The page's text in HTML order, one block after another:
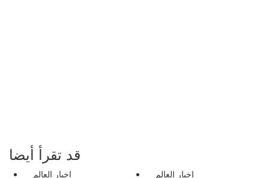
قد تقرأ أيضا
اخبار العالم اخبار العالم